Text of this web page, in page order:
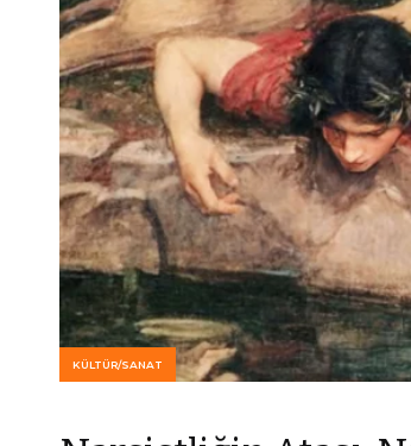
KÜLTÜR/SANAT